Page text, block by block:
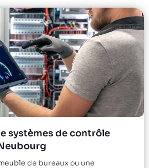
systèmes de contrôle
de bureaux ou une